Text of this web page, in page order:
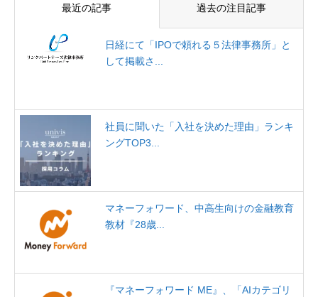
最近の記事 過去の注目記事
日経にて「IPOで頼れる５法律事務所」と
して掲載さ...
社員に聞いた「入社を決めた理由」ランキ
ングTOP3...
マネーフォワード、中高生向けの金融教育
教材『28歳...
『マネーフォワード ME』、「AIカテゴリ